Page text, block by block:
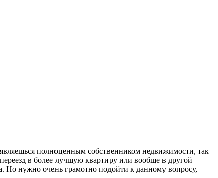
полноценным собственником недвижимости, так
в более лучшую квартиру или вообще в другой
Но нужно очень грамотно подойти к данному вопросу,